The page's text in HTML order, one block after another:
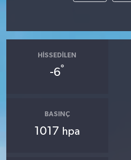
HISSEDILEN
-6°
BASINÇ
1017 hpa